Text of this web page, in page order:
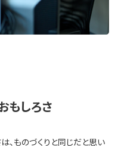
もしろさ
、ものづくりと同じだと思い